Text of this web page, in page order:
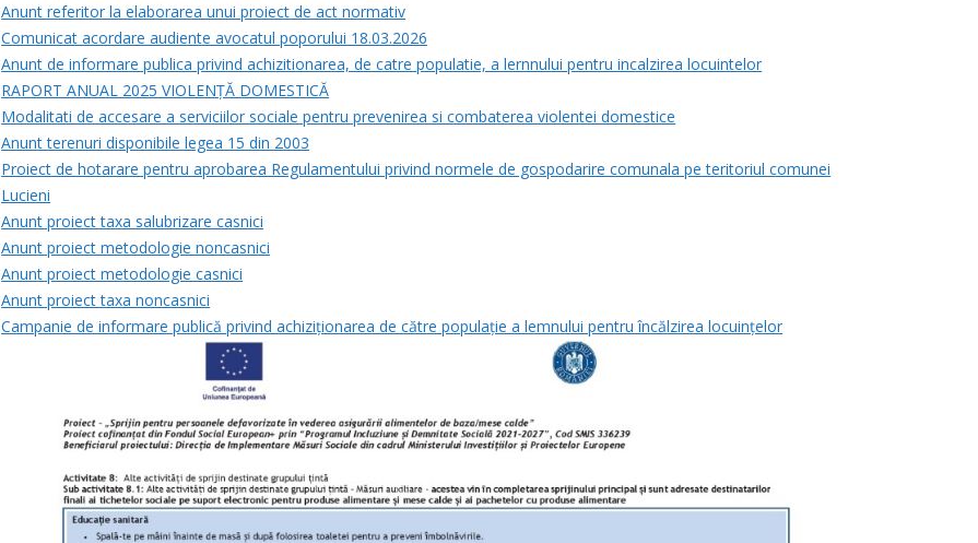
Anunt referitor la elaborarea unui proiect de act normativ
Comunicat acordare audiente avocatul poporului 18.03.2026
Anunt de informare publica privind achizitionarea, de catre populatie, a lernnului pentru incalzirea locuintelor
RAPORT ANUAL 2025 VIOLENȚĂ DOMESTICĂ
Modalitati de accesare a serviciilor sociale pentru prevenirea si combaterea violentei domestice
Anunt terenuri disponibile legea 15 din 2003
Proiect de hotarare pentru aprobarea Regulamentului privind normele de gospodarire comunala pe teritoriul comunei
Lucieni
Anunt proiect taxa salubrizare casnici
Anunt proiect metodologie noncasnici
Anunt proiect metodologie casnici
Anunt proiect taxa noncasnici
Campanie de informare publică privind achiziționarea de către populație a lemnului pentru încălzirea locuințelor